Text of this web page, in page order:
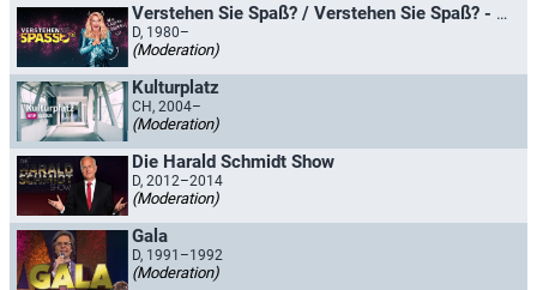
Verstehen Sie Spaß? / Verstehen Sie Spaß? - Die Hallervorden-Show
D, 1980–
(Moderation)
Kulturplatz
CH, 2004–
(Moderation)
Die Harald Schmidt Show
D, 2012–2014
(Moderation)
Gala
D, 1991–1992
(Moderation)